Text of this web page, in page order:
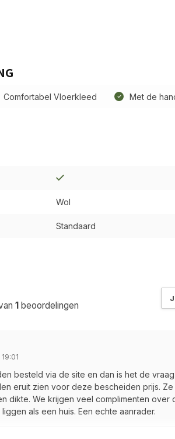
Comfortabel Vloerkleed Met de
Wol
Standaard
1 beoordelingen
besteld via de site en dan is het de
eruit zien voor deze bescheiden prijs.
dikte. We krijgen veel complimenten
als een huis. Een echte aanrader.